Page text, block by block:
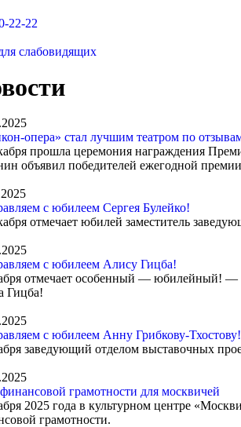
22-22
слабовидящих
опера» стал лучшим театром по
прошла церемония награждения
объявил победителей ежегодной
с юбилеем Сергея Булейко!
отмечает юбилей заместитель
с юбилеем Алису Гицба!
отмечает особенный — юбилейный! —
Гицба!
с юбилеем Анну Грибкову-Тхостову!
заведующий отделом выставочных
грамотности для москвичей
2025 года в культурном центре
грамотности.